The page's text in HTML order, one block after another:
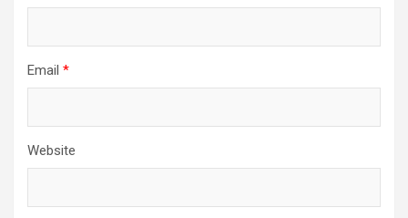
Email *
Website